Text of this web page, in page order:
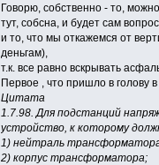
Говорю, собственно - то,
тут, собсна, и будет сам
и то, что мы откажемся от
деньгам),
т.к. все равно вскрывать
Первое , что пришло в голову в
Цитата
1.7.98. Для подстанций
устройство, к которому
1) нейтраль
2) корпус трансформатора;